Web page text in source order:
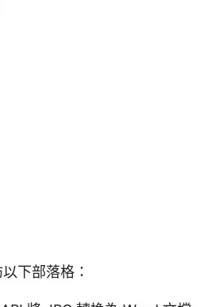
下部落格：